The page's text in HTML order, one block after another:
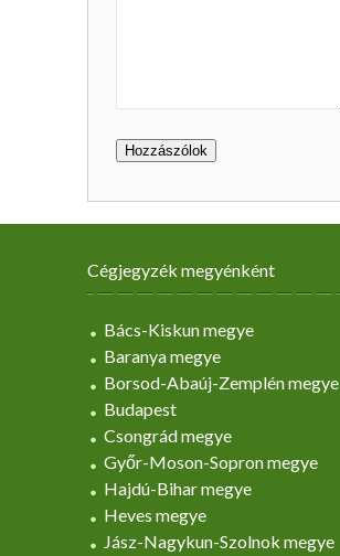
Cégjegyzék megyénként
Bács-Kiskun megye
Baranya megye
Borsod-Abaúj-Zemplén megye
Budapest
Csongrád megye
Győr-Moson-Sopron megye
Hajdú-Bihar megye
Heves megye
Jász-Nagykun-Szolnok megye